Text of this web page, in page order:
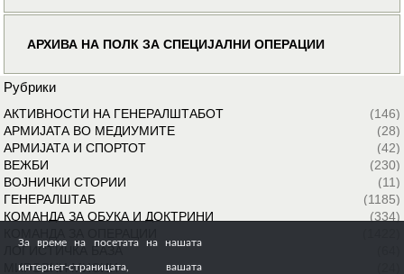
АРХИВА НА ПОЛК ЗА СПЕЦИЈАЛНИ ОПЕРАЦИИ
Рубрики
АКТИВНОСТИ НА ГЕНЕРАЛШТАБОТ
(146)
АРМИЈАТА ВО МЕДИУМИТЕ
(28)
АРМИЈАТА И СПОРТОТ
(42)
ВЕЖБИ
(230)
ВОЈНИЧКИ СТОРИИ
(11)
ГЕНЕРАЛШТАБ
(1185)
КОМАНДА ЗА ОБУКА И ДОКТРИНИ
(334)
ЛОГИСТИЧКА БАЗА
МИРОВНИ МИСИИ
За време на посетата на нашата
интернет-страницата, вашата